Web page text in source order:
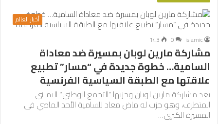
أخبار العالم
islamic
0
143
مشاركة مارين لوبان بمسيرة ضد معاداة
السامية… خطوة جديدة في “مسار” تطبيع
علاقتها مع الطبقة السياسية الفرنسية
تعد مشاركة مارين لوبان وحزبها “التجمع الوطني” اليميني
المتطرف، وهو حزب له ماض معاد للسامية الأحد الماضي في
المسيرة الكبرى…